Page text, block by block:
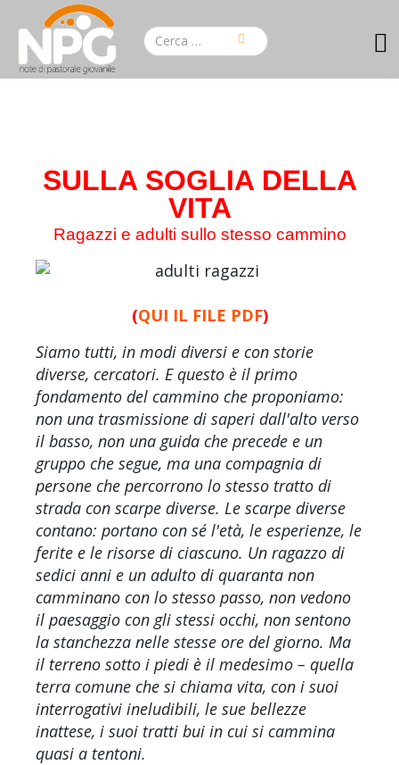
SULLA SOGLIA DELLA
VITA
Ragazzi e adulti sullo stesso cammino
(QUI IL FILE PDF)
Siamo tutti, in modi diversi e con storie
diverse, cercatori. E questo è il primo
fondamento del cammino che proponiamo:
non una trasmissione di saperi dall'alto verso
il basso, non una guida che precede e un
gruppo che segue, ma una compagnia di
persone che percorrono lo stesso tratto di
strada con scarpe diverse. Le scarpe diverse
contano: portano con sé l'età, le esperienze, le
ferite e le risorse di ciascuno. Un ragazzo di
sedici anni e un adulto di quaranta non
camminano con lo stesso passo, non vedono
il paesaggio con gli stessi occhi, non sentono
la stanchezza nelle stesse ore del giorno. Ma
il terreno sotto i piedi è il medesimo – quella
terra comune che si chiama vita, con i suoi
interrogativi ineludibili, le sue bellezze
inattese, i suoi tratti bui in cui si cammina
quasi a tentoni.